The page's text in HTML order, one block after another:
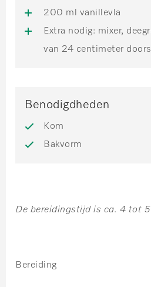
200 ml vanillevla
Extra nodig: mixer,
van 24 centimeter
Benodigdheden
Kom
Bakvorm
De bereidingstijd is ca. 4 tot 5
Bereiding